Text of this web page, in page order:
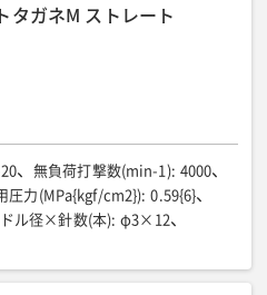
タガネM ストレート
20 無負荷打撃数(min-1): 4000
圧力(MPa{kgf/cm2}): 0.59{6}
ル径×針数(本): φ3×12